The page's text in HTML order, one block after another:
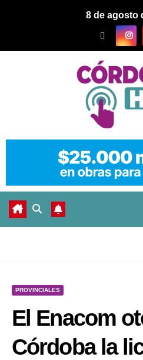
8 de agosto
PROVINCIALES
El Enacom
Córdoba la